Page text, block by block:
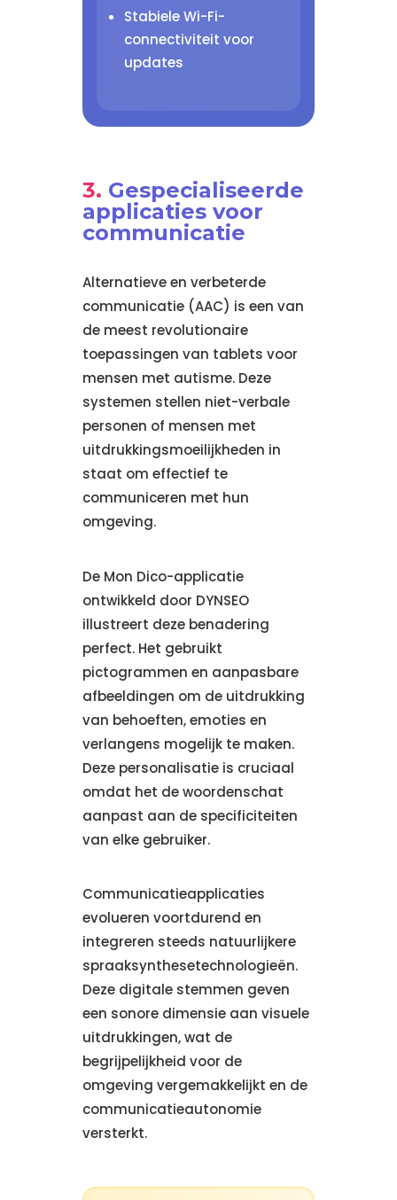
Stabiele Wi-Fi-
connectiviteit voor
updates
Gespecialiseerde
applicaties voor
communicatie
Alternatieve en verbeterde
communicatie (AAC) is een van
de meest revolutionaire
toepassingen van tablets voor
mensen met autisme. Deze
systemen stellen niet-verbale
personen of mensen met
uitdrukkingsmoeilijkheden in
staat om effectief te
communiceren met hun
omgeving.
De Mon Dico-applicatie
ontwikkeld door DYNSEO
illustreert deze benadering
perfect. Het gebruikt
pictogrammen en aanpasbare
afbeeldingen om de uitdrukking
van behoeften, emoties en
verlangens mogelijk te maken.
Deze personalisatie is cruciaal
omdat het de woordenschat
aanpast aan de specificiteiten
van elke gebruiker.
Communicatieapplicaties
evolueren voortdurend en
integreren steeds natuurlijkere
spraaksynthesetechnologieën.
Deze digitale stemmen geven
een sonore dimensie aan visuele
uitdrukkingen, wat de
begrijpelijkheid voor de
omgeving vergemakkelijkt en de
communicatieautonomie
versterkt.